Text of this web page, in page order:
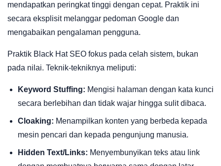
mendapatkan peringkat tinggi dengan cepat. Praktik ini
secara eksplisit melanggar pedoman Google dan
mengabaikan pengalaman pengguna.
Praktik Black Hat SEO fokus pada celah sistem, bukan
pada nilai. Teknik-tekniknya meliputi:
Keyword Stuffing: Mengisi halaman dengan kata kunci
secara berlebihan dan tidak wajar hingga sulit dibaca.
Cloaking: Menampilkan konten yang berbeda kepada
mesin pencari dan kepada pengunjung manusia.
Hidden Text/Links: Menyembunyikan teks atau link